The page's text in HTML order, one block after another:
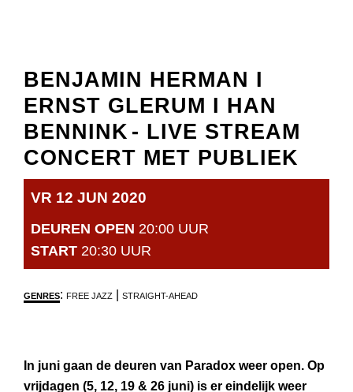
BENJAMIN HERMAN I
ERNST GLERUM I HAN
BENNINK - LIVE STREAM
CONCERT MET PUBLIEK
VR 12 JUN 2020
DEUREN OPEN 20:00 UUR
START 20:30 UUR
GENRES: FREE JAZZ STRAIGHT-AHEAD
In juni gaan de deuren van Paradox weer open. Op
vrijdagen (5, 12, 19 & 26 juni) is er eindelijk weer